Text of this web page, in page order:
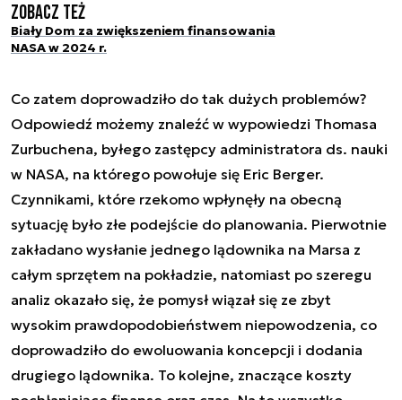
Zobacz też
Biały Dom za zwiększeniem finansowania
NASA w 2024 r.
Co zatem doprowadziło do tak dużych problemów?
Odpowiedź możemy znaleźć w wypowiedzi Thomasa
Zurbuchena, byłego zastępcy administratora ds. nauki
w NASA, na którego powołuje się Eric Berger.
Czynnikami, które rzekomo wpłynęły na obecną
sytuację było złe podejście do planowania. Pierwotnie
zakładano wysłanie jednego lądownika na Marsa z
całym sprzętem na pokładzie, natomiast po szeregu
analiz okazało się, że pomysł wiązał się ze zbyt
wysokim prawdopodobieństwem niepowodzenia, co
doprowadziło do ewoluowania koncepcji i dodania
drugiego lądownika. To kolejne, znaczące koszty